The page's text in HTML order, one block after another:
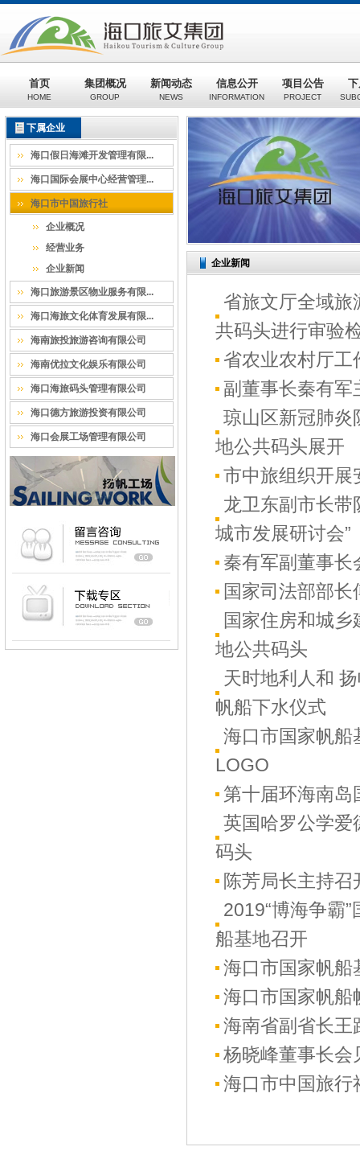
首页
HOME
集团概况
GROUP
新闻动态
NEWS
信息公开
INFORMATION
项目公告
PROJECT
下属企业
海口假日海滩开发管理有限...
海口国际会展中心经营管理...
海口市中国旅行社
企业概况
经营业务
企业新闻
海口旅游景区物业服务有限...
海口海旅文化体育发展有限...
海南旅投旅游咨询有限公司
海南优拉文化娱乐有限公司
海口海旅码头管理有限公司
海口德方旅游投资有限公司
海口会展工场管理有限公司
企业新闻
省旅文厅全域旅
共码头进行审验
省农业农村厅工
副董事长秦有军
琼山区新冠肺炎
地公共码头展开
市中旅组织开展
龙卫东副市长带
城市发展研讨会”
秦有军副董事长
国家司法部部
国家住房和城
地公共码头
天时地利人和
帆船下水仪式
海口市国家帆船
LOGO
第十届环海南岛
英国哈罗公学爱
码头
陈芳局长主持召
2019“博海争霸
船基地召开
海口市国家帆船
海口市国家帆船
海南省副省长王
杨晓峰董事长会
海口市中国旅行